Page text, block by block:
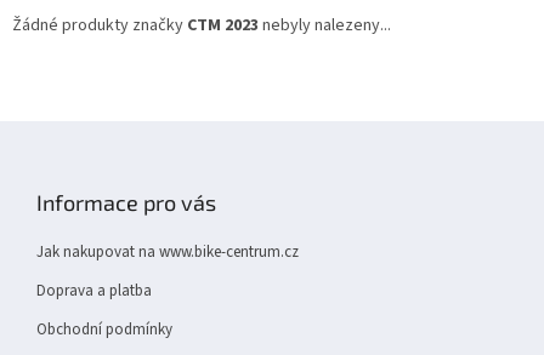
Žádné produkty značky CTM 2023 nebyly nalezeny...
Informace pro vás
Jak nakupovat na www.bike-centrum.cz
Doprava a platba
Obchodní podmínky